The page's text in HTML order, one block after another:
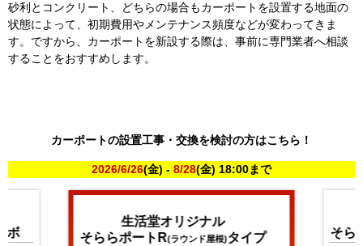
砂利とコンクリート、どちらの場合もカーポートを設置する地面の
状態によって、初期費用やメンテナンス頻度などが変わってきま
す。ですから、カーポートを新設する際は、事前に専門業者へ相談
することをおすすめします。
カーポートの設置工事・交換を検討の方はこちら！
2026/6/26(金) - 8/28(金) 18:00まで
ボ
生活堂オリジナル
そららポートR(ラウンド屋根)タイプ そら